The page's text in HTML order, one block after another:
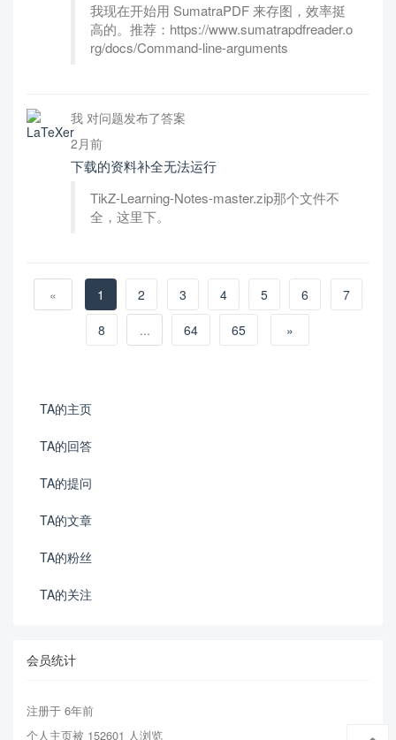
我现在开始用 SumatraPDF 来存图，效率挺
高的。推荐：https://www.sumatrapdfreader.o
rg/docs/Command-line-arguments
我 对问题发布了答案
2月前
下载的资料补全无法运行
TikZ-Learning-Notes-master.zip那个文件不
全，这里下。
« 1 2 3 4 5 6
7
8
... 64 65 »
TA的主页
TA的回答
TA的提问
TA的文章
TA的粉丝
TA的关注
会员统计
注册于 6年前
个人主页被 152601 人浏览